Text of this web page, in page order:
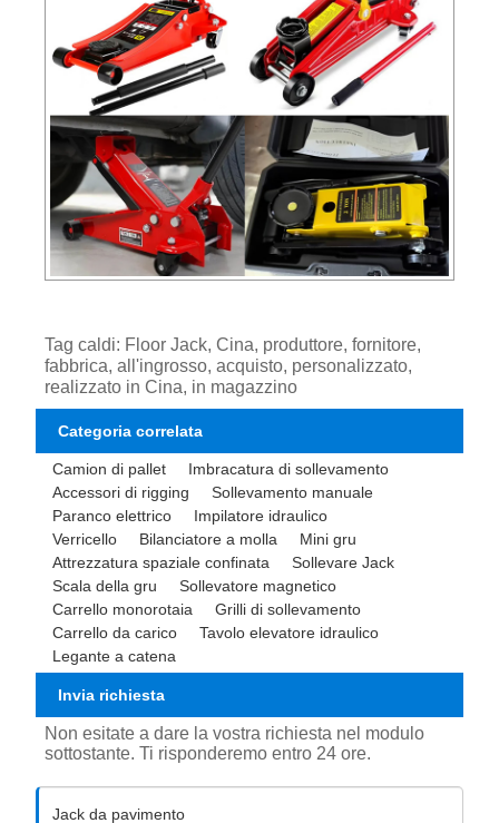
Tag caldi: Floor Jack, Cina, produttore, fornitore,
fabbrica, all'ingrosso, acquisto, personalizzato,
realizzato in Cina, in magazzino
Categoria correlata
Camion di pallet
Imbracatura di sollevamento
Accessori di rigging
Sollevamento manuale
Paranco elettrico
Impilatore idraulico
Verricello
Bilanciatore a molla
Mini gru
Attrezzatura spaziale confinata
Sollevare Jack
Scala della gru
Sollevatore magnetico
Carrello monorotaia
Grilli di sollevamento
Carrello da carico
Tavolo elevatore idraulico
Legante a catena
Invia richiesta
Non esitate a dare la vostra richiesta nel modulo
sottostante. Ti risponderemo entro 24 ore.